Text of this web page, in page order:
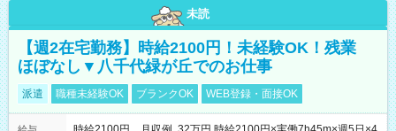
未読
【週2在宅勤務】時給2100円！未経験OK！残業
ほぼなし▼八千代緑が丘でのお仕事
派遣 職種未経験OK ブランクOK WEB登録・面接OK